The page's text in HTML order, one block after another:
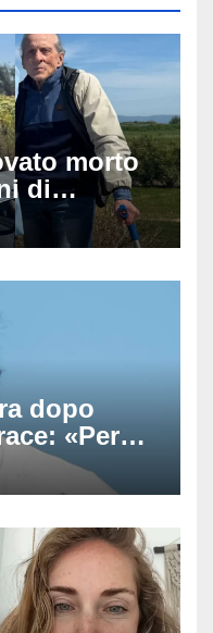
morto
di
dopo
«Per
il
percorso